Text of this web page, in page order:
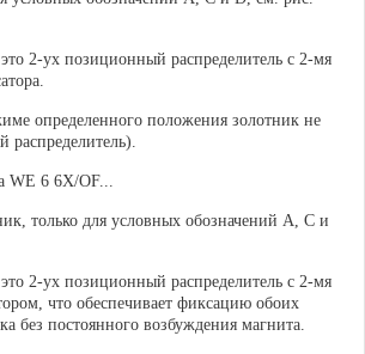
2-ух позиционный распределитель с 2-мя
определенного положения золотник не
распределитель).
WE 6 6X/OF...
только для условных обозначений A, C и
2-ух позиционный распределитель с 2-мя
что обеспечивает фиксацию обоих
без постоянного возбуждения магнита.